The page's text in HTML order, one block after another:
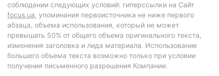
соблюдении следующих условий: гиперссылки на Сайт
focus.ua, упоминания первоисточника не ниже первого
абзаца, объема использования, который не может
превышать 50% от общего объема оригинального текста,
изменения заголовка и лида материала. Использование
большего объема текста возможно только при условии
получения письменного разрешения Компании.